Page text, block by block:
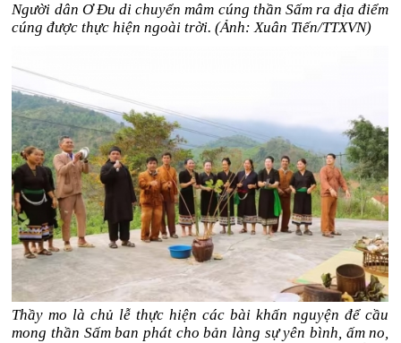
Người dân Ơ Đu di chuyển mâm cúng thần Sấm ra địa điểm
cúng được thực hiện ngoài trời. (Ảnh: Xuân Tiến/TTXVN)
Thầy mo là chủ lễ thực hiện các bài khấn nguyện để cầu
mong thần Sấm ban phát cho bản làng sự yên bình, ấm no,